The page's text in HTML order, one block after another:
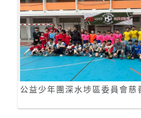
公益少年團深水埗區委員會慈